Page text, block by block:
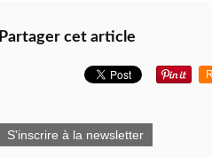
Partager cet article
S'inscrire à la newsletter